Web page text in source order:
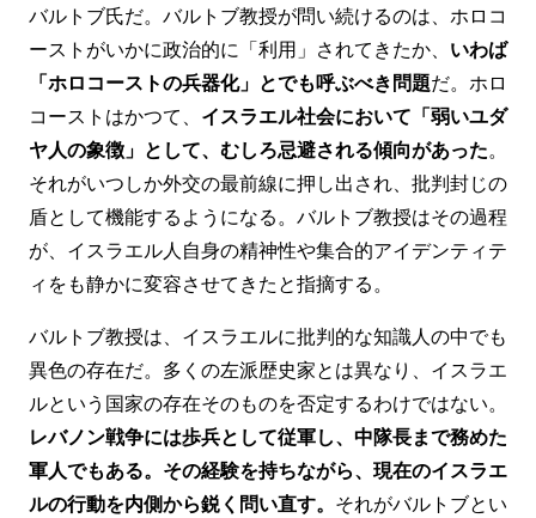
バルトブ氏だ。バルトブ教授が問い続けるのは、ホロコ
ーストがいかに政治的に「利用」されてきたか、 いわば
「ホロコーストの兵器化」とでも呼ぶべき問題だ。ホロ
コーストはかつて、 イスラエル社会において「弱いユダ
ヤ人の象徴」として、むしろ忌避される傾向があった。
それがいつしか外交の最前線に押し出され、批判封じの
盾として機能するようになる。バルトブ教授はその過程
が、イスラエル人自身の精神性や集合的アイデンティテ
ィをも静かに変容させてきたと指摘する。
バルトブ教授は、イスラエルに批判的な知識人の中でも
異色の存在だ。多くの左派歴史家とは異なり、イスラエ
ルという国家の存在そのものを否定するわけではない。
レバノン戦争には歩兵として従軍し、中隊長まで務めた
軍人でもある。その経験を持ちながら、現在のイスラエ
ルの行動を内側から鋭く問い直す。 それがバルトブとい